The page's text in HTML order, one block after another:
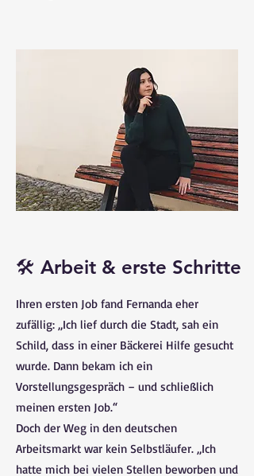
🛠️ Arbeit & erste Schritte
Ihren ersten Job fand Fernanda eher
zufällig: „Ich lief durch die Stadt, sah ein
Schild, dass in einer Bäckerei Hilfe gesucht
wurde. Dann bekam ich ein
Vorstellungsgespräch – und schließlich
meinen ersten Job.“
Doch der Weg in den deutschen
Arbeitsmarkt war kein Selbstläufer. „Ich
hatte mich bei vielen Stellen beworben und